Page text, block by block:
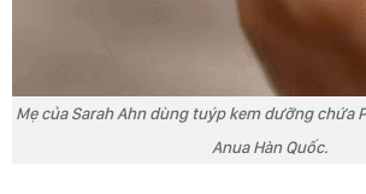
Mẹ của Sarah Ahn dùng tuýp kem dưỡng chứa
Anua Hàn Quốc.